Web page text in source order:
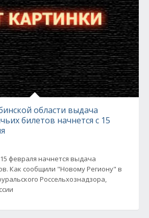
области выдача
билетов начнется с 15
февраля начнется выдача
Как сообщили "Новому Региону" в
Россельхознадзора,